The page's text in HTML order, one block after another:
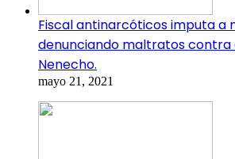
Fiscal antinarcóticos imputa a
denunciando maltratos contra
Nenecho.
mayo 21, 2021